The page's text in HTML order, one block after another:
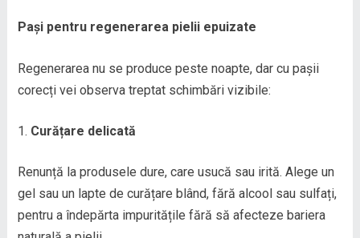
Pași pentru regenerarea pielii epuizate
Regenerarea nu se produce peste noapte, dar cu pașii
corecți vei observa treptat schimbări vizibile:
Curățare delicată
Renunță la produsele dure, care usucă sau irită. Alege un
gel sau un lapte de curățare blând, fără alcool sau sulfați,
pentru a îndepărta impuritățile fără să afecteze bariera